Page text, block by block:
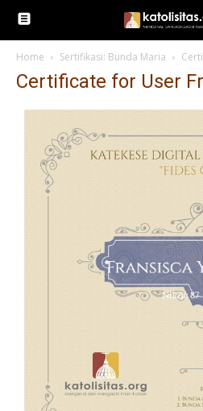
Home Sertifikasi: Bunda Maria
Certificate for User